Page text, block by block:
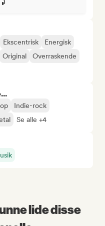
Ekscentrisk
Energisk
Original
Overraskende
Indie-rock
Se alle +4
lide disse